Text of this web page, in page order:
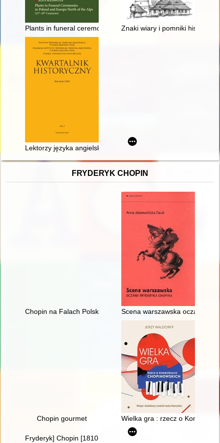
Plants in funeral ceremonies in Poland and Europe north of
Znaki wiary i pomniki historii
Lektorzy języka angielskiego w międzywojniu - recenzja]
FRYDERYK CHOPIN
Chopin na Falach Polskiego RadiaScena warszawska oczami
Chopin gourmet Wielka gra : rzecz o
Fryderyk] Chopin [1810-1849]. Życie i droga twórcza